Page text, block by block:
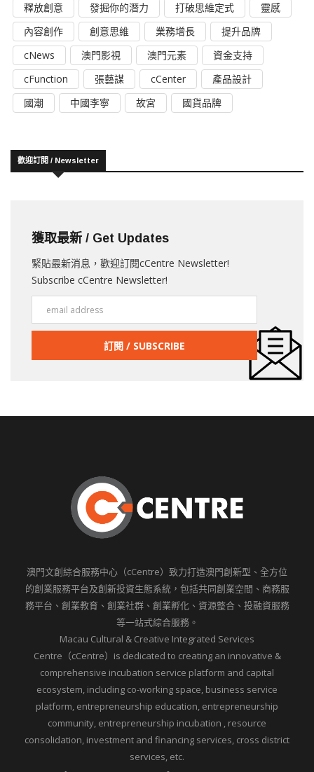
釋放創意
發掘你的潛力 打破思維定式
靈感
內容創作
創意思維 業務增長
提升品牌
cNews
澳門影視 澳門元素
資金支持
cFunction
張藝謀 cCenter
產品設計
國潮
中國李寧 故宮 國貨品牌
歡迎訂閱 / Newsletter
獲取最新 / Get Updates
緊貼最新消息，歡迎訂閱cCentre Newsletter!
Subscribe cCentre Newsletter!
澳門文創綜合服務中心（cCentre）致力打造澳門創新型、全方位
的創業服務平台及創新投資生態系統，包括共同創業空間、商務服
務平台、創業教育、創業社群、創業孵化、資源整合、投融資服務
等一站式綜合服務。
Macau Cultural & Creative Integrated Services
Centre（cCentre）is dedicated to creating an innovative &
comprehensive incubation service platform and capital
ecosystem, including co-working space, business service
platform, entrepreneurship education, entrepreneurship
community, entrepreneurship incubation , resource
consolidation, investment and financing services, cross district
services, etc.